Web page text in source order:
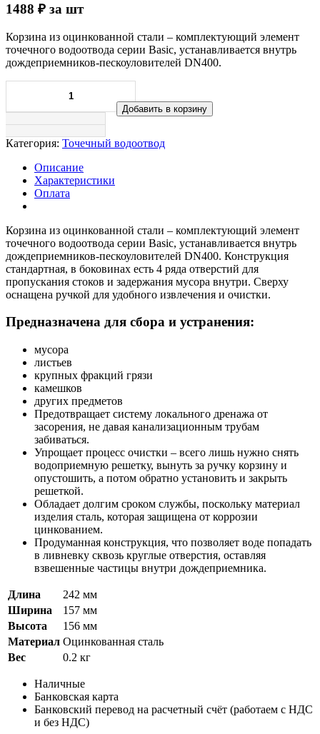
1488 ₽ за шт
Корзина из оцинкованной стали – комплектующий элемент
точечного водоотвода серии Basic, устанавливается внутрь
дождеприемников-пескоуловителей DN400.
Добавить в корзину
Категория: Точечный водоотвод
Описание
Характеристики
Оплата
Корзина из оцинкованной стали – комплектующий элемент
точечного водоотвода серии Basic, устанавливается внутрь
дождеприемников-пескоуловителей DN400. Конструкция
стандартная, в боковинах есть 4 ряда отверстий для
пропускания стоков и задержания мусора внутри. Сверху
оснащена ручкой для удобного извлечения и очистки.
Предназначена для сбора и устранения:
мусора
листьев
крупных фракций грязи
камешков
других предметов
Предотвращает систему локального дренажа от
засорения, не давая канализационным трубам
забиваться.
Упрощает процесс очистки – всего лишь нужно снять
водоприемную решетку, вынуть за ручку корзину и
опустошить, а потом обратно установить и закрыть
решеткой.
Обладает долгим сроком службы, поскольку материал
изделия сталь, которая защищена от коррозии
цинкованием.
Продуманная конструкция, что позволяет воде попадать
в ливневку сквозь круглые отверстия, оставляя
взвешенные частицы внутри дождеприемника.
Длина
242 мм
Ширина
157 мм
Высота
156 мм
Материал Оцинкованная сталь
Вес
0.2 кг
Наличные
Банковская карта
Банковский перевод на расчетный счёт (работаем с НДС
и без НДС)